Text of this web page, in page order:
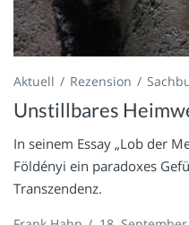
Aktuell Rezension
Unstillbares
In seinem Essay „Lob der
Földényi ein paradoxes
Transzendenz.